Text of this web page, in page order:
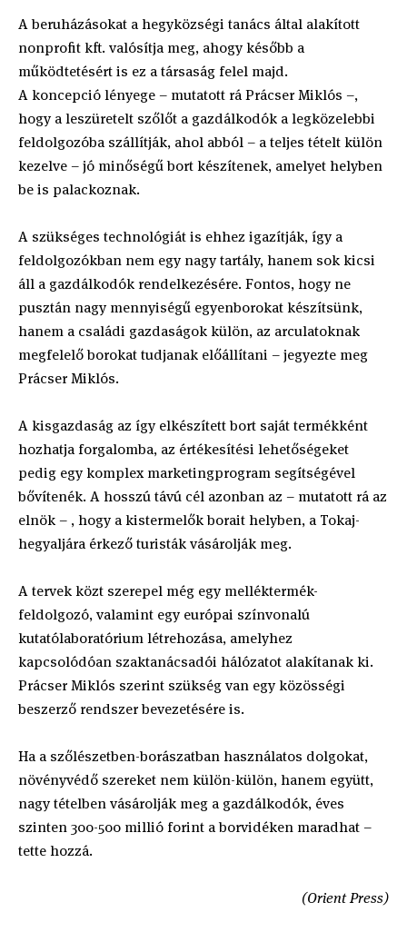
A beruházásokat a hegyközségi tanács által alakított
nonprofit kft. valósítja meg, ahogy később a
működtetésért is ez a társaság felel majd.
A koncepció lényege – mutatott rá Prácser Miklós –,
hogy a leszüretelt szőlőt a gazdálkodók a legközelebbi
feldolgozóba szállítják, ahol abból – a teljes tételt külön
kezelve – jó minőségű bort készítenek, amelyet helyben
be is palackoznak.
A szükséges technológiát is ehhez igazítják, így a
feldolgozókban nem egy nagy tartály, hanem sok kicsi
áll a gazdálkodók rendelkezésére. Fontos, hogy ne
pusztán nagy mennyiségű egyenborokat készítsünk,
hanem a családi gazdaságok külön, az arculatoknak
megfelelő borokat tudjanak előállítani – jegyezte meg
Prácser Miklós.
A kisgazdaság az így elkészített bort saját termékként
hozhatja forgalomba, az értékesítési lehetőségeket
pedig egy komplex marketingprogram segítségével
bővítenék. A hosszú távú cél azonban az – mutatott rá az
elnök – , hogy a kistermelők borait helyben, a Tokaj-
hegyaljára érkező turisták vásárolják meg.
A tervek közt szerepel még egy melléktermék-
feldolgozó, valamint egy európai színvonalú
kutatólaboratórium létrehozása, amelyhez
kapcsolódóan szaktanácsadói hálózatot alakítanak ki.
Prácser Miklós szerint szükség van egy közösségi
beszerző rendszer bevezetésére is.
Ha a szőlészetben-borászatban használatos dolgokat,
növényvédő szereket nem külön-külön, hanem együtt,
nagy tételben vásárolják meg a gazdálkodók, éves
szinten 300-500 millió forint a borvidéken maradhat –
tette hozzá.
(Orient Press)